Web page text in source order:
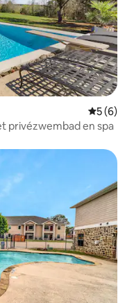
5 (6)
privézwembad en spa